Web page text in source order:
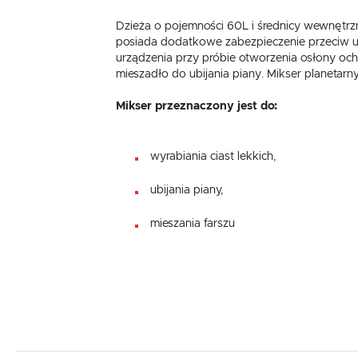
Dzieża o pojemności 60L i średnicy
posiada dodatkowe zabezpieczenie przeciw
urządzenia przy próbie otworzenia osłony
mieszadło do ubijania piany. Mikser
Mikser przeznaczony jest do:
wyrabiania ciast lekkich,
ubijania piany,
mieszania farszu